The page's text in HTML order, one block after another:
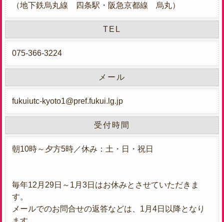
（地下鉄烏丸線 四条駅・阪急京都線 烏丸）
TEL
075-366-3224
メール
fukuiutc-kyoto1@pref.fukui.lg.jp
受付時間
朝10時～夕方5時／休み：土・日・祝日
毎年12月29日～1月3日はお休みとさせていただきま
す。
メールでのお問合せの返答などは、1月4日以降となり